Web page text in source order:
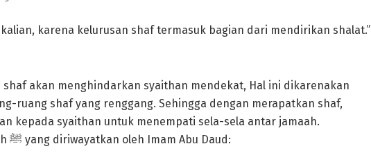
karena kelurusan shaf termasuk bagian dari mendirikan shalat.”
shaf akan menghindarkan syaithan mendekat, Hal ini dikarenakan
ruang shaf yang renggang. Sehingga dengan merapatkan shaf,
kepada syaithan untuk menempati sela-sela antar jamaah.
Sebagaimana hadis Rasulullah ﷺ yang diriwayatkan oleh Imam Abu Daud: